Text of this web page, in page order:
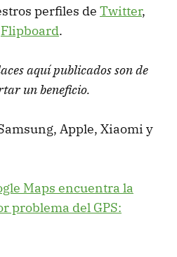
perfiles de Twitter,
Flipboard.
aquí publicados son de
un beneficio.
Apple, Xiaomi y
Maps encuentra la
problema del GPS: